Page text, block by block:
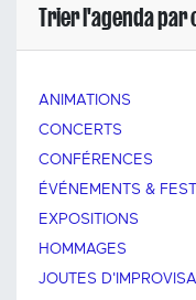
Trier l'agenda par
ANIMATIONS
CONCERTS
CONFÉRENCES
ÉVÉNEMENTS &
EXPOSITIONS
HOMMAGES
JOUTES